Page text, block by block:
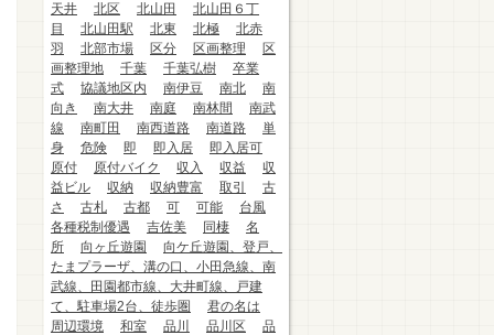
天井
北区 北山田
北山田６丁
目
北山田駅 北東 北極
北赤
羽
北部市場 区分 区画整理
区
画整理地
千葉 千葉弘樹
卒業
式
協議地区内 南伊豆 南北
南
向き
南大井 南庭 南林間
南武
線
南町田 南西道路 南道路
単
身
危険 即 即入居
即入居可
原付
原付バイク 収入 収益
収
益ビル
収納 収納豊富 取引
古
さ
古札 古都 可 可能
台風
各種税制優遇
吉佐美 同棲
名
所
向ヶ丘遊園
向ケ丘遊園、登戸、
たまプラーザ、溝の口、小田急線、南
武線、田園都市線、大井町線、戸建
て、駐車場2台、徒歩圏
君の名は
周辺環境
和室 品川 品川区
品